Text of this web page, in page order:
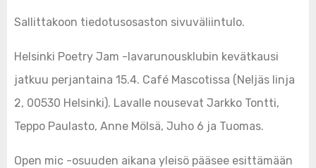
Sallittakoon tiedotusosaston sivuväliintulo.
Helsinki Poetry Jam -lavarunousklubin kevätkausi
jatkuu perjantaina 15.4. Café Mascotissa (Neljäs linja
2, 00530 Helsinki). Lavalle nousevat Jarkko Tontti,
Teppo Paulasto, Anne Mölsä, Juho 6 ja Tuomas.
Open mic -osuuden aikana yleisö pääsee esittämään